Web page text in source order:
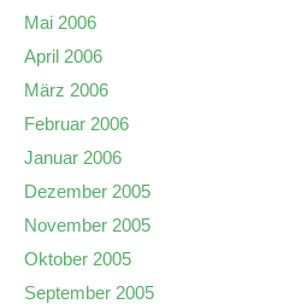
Mai 2006
April 2006
März 2006
Februar 2006
Januar 2006
Dezember 2005
November 2005
Oktober 2005
September 2005